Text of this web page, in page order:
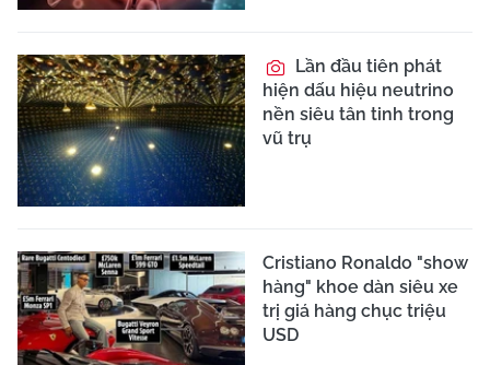
Lần đầu tiên phát
hiện dấu hiệu neutrino
nền siêu tân tinh trong
vũ trụ
Cristiano Ronaldo "show
hàng" khoe dàn siêu xe
trị giá hàng chục triệu
USD